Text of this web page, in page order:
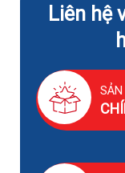
Liên hệ